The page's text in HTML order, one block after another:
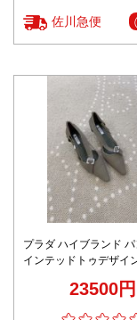
佐川急便
プラダ ハイブランド
インテッドトゥデザイ
23500円